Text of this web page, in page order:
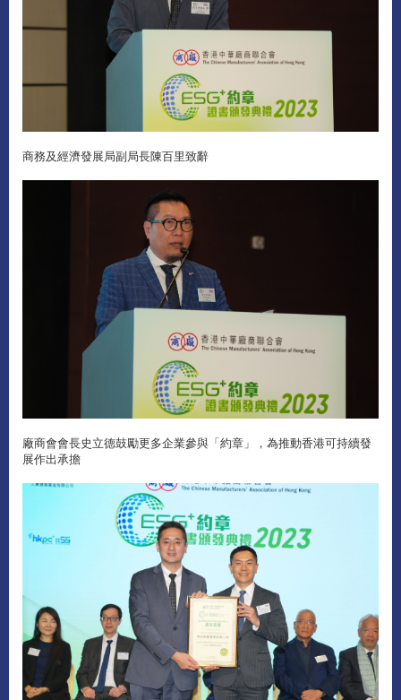
商務及經濟發展局副局長陳百里致辭
廠商會會長史立德鼓勵更多企業參與「約章」，為推動香港可持續發
展作出承擔